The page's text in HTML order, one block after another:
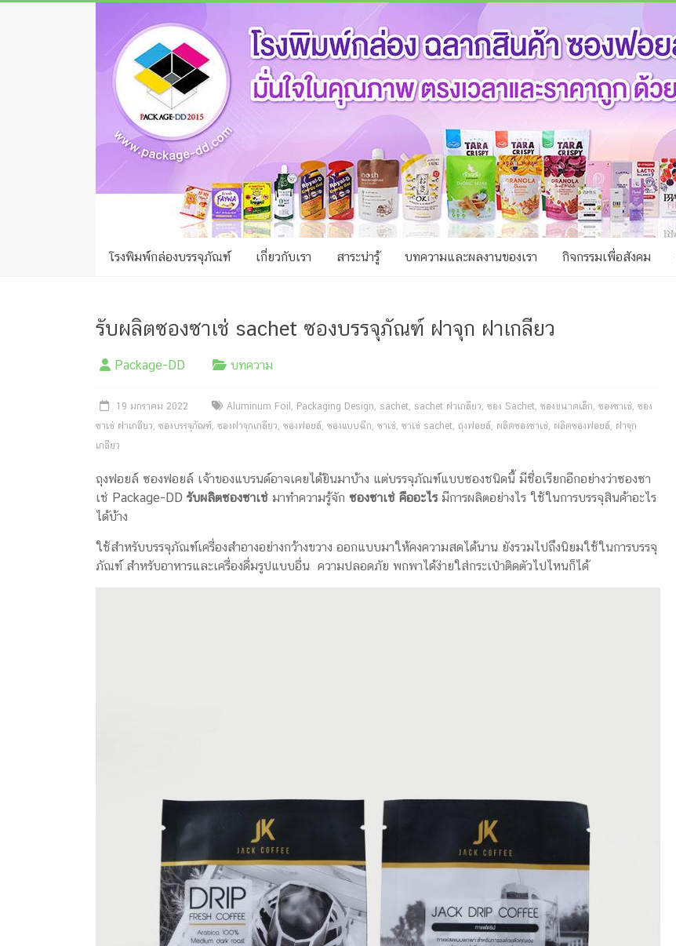
โรง
พิมพ์
กล่อง
ชลบุรี
โรงงาน
ผลิต
รับ
กล่อง
ครีม
ภัณฑ์
ฉลาก
ครบ
วงจร
ผลิต
ซอง
โรงพิมพ์กล่องบรรจุภัณฑ์ เกี่ยวกับเรา สาระน่ารู้ บทความและผลงานของเรา กิจกรรมเพื่อสังคม
รับผลิตซองซาเช่ sachet ซองบรรจุภัณฑ์ ฝาจุก ฝาเกลียว
Package-DD บทความ
19 มกราคม 2022 Aluminum Foil , Packaging Design, sachet, sachet ฝาเกลียว, ซอง Sachet, ซองขนาดเล็ก, ซองซาเช่, ซอง
ซาเช่ ฝาเกลียว, ซองบรรจุภัณฑ์, ซองฝาจุกเกลียว, ซองฟอยล์, ซองแบบฉีก, ซาเช่, ซาเช่ sachet, ถุงฟอยล์, ผลิตซองซาเช่, ผลิตซองฟอยล์, ฝาจุก
เกลียว
ถุงฟอยล์ ซองฟอยล์ เจ้าของแบรนด์อาจเคยได้ยินมาบ้าง แต่บรรจุภัณฑ์แบบซองชนิดนี้ มีชื่อเรียกอีกอย่างว่าซองซา
เช่ Package-DD รับผลิตซองซาเช่ มาทำความรู้จัก ซองซาเช่ คืออะไร มีการผลิตอย่างไร ใช้ในการบรรจุสินค้าอะไร
ได้บ้าง
ใช้สำหรับบรรจุภัณฑ์เครื่องสำอางอย่างกว้างขวาง ออกแบบมาให้คงความสดได้นาน ยังรวมไปถึงนิยมใช้ในการบรรจุ
ภัณฑ์ สำหรับอาหารและเครื่องดื่มรูปแบบอื่น ความปลอดภัย พกพาได้ง่ายใส่กระเป๋าติดตัวไปไหนก็ได้